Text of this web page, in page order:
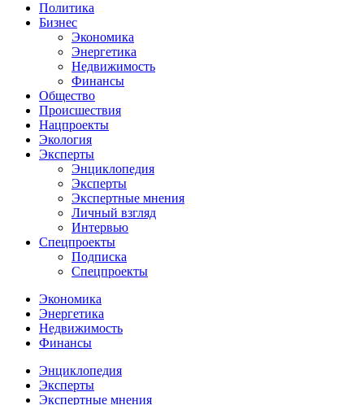
Политика
Бизнес
Экономика
Энергетика
Недвижимость
Финансы
Общество
Происшествия
Нацпроекты
Экология
Эксперты
Энциклопедия
Эксперты
Экспертные мнения
Личный взгляд
Интервью
Спецпроекты
Подписка
Спецпроекты
Экономика
Энергетика
Недвижимость
Финансы
Энциклопедия
Эксперты
Экспертные мнения